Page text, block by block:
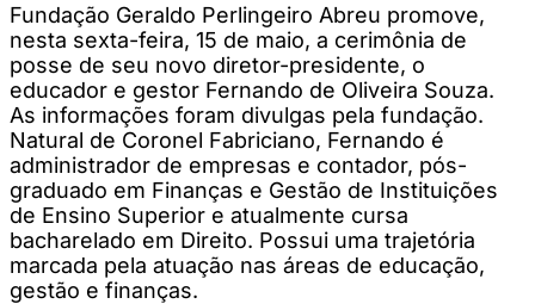
Fundação Geraldo Perlingeiro Abreu promove,
nesta sexta-feira, 15 de maio, a cerimônia de
posse de seu novo diretor-presidente, o
educador e gestor Fernando de Oliveira Souza.
As informações foram divulgas pela fundação.
Natural de Coronel Fabriciano, Fernando é
administrador de empresas e contador, pós-
graduado em Finanças e Gestão de Instituições
de Ensino Superior e atualmente cursa
bacharelado em Direito. Possui uma trajetória
marcada pela atuação nas áreas de educação,
gestão e finanças.